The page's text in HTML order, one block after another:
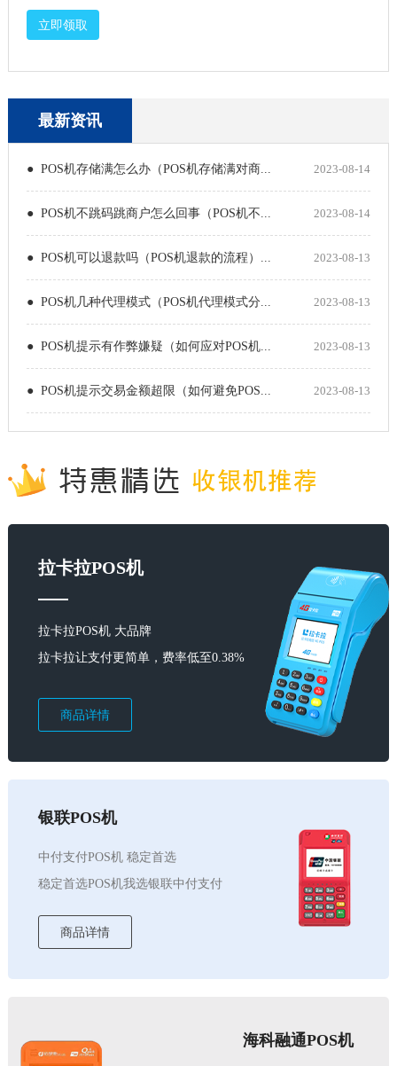
立即领取
最新资讯
● POS机存储满怎么办（POS机存储满对商... 2023-08-14
● POS机不跳码跳商户怎么回事（POS机不... 2023-08-14
● POS机可以退款吗（POS机退款的流程）... 2023-08-13
● POS机几种代理模式（POS机代理模式分... 2023-08-13
● POS机提示有作弊嫌疑（如何应对POS机... 2023-08-13
● POS机提示交易金额超限（如何避免POS... 2023-08-13
拉卡拉POS机
拉卡拉POS机 大品牌
拉卡拉让支付更简单，费率低至0.38%
商品详情
银联POS机
中付支付POS机 稳定首选
稳定首选POS机我选银联中付支付
商品详情
海科融通POS机